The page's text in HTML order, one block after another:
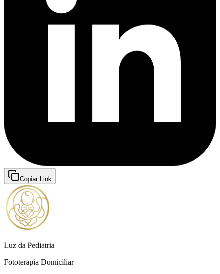
Copiar Link
Luz da Pediatria
Fototerapia Domiciliar